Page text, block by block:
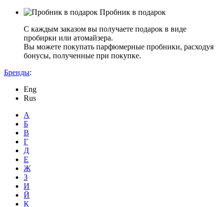
Пробник в подарок
С каждым заказом вы получаете подарок в виде
пробирки или атомайзера.
Вы можете покупать парфюмерные пробники, расходуя
бонусы, полученные при покупке.
Бренды:
Eng
Rus
А
Б
В
Г
Д
Е
Ж
З
И
Й
К